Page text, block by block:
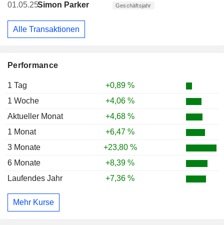
Performance
1 Tag
+0,89 %
1 Woche
+4,06 %
Aktueller Monat
+4,68 %
1 Monat
+6,47 %
3 Monate
+23,80 %
6 Monate
+8,39 %
Laufendes Jahr
+7,36 %
Mehr Kurse
01.05.25Simon Parker Geschäftsjahr
Alle Transaktionen